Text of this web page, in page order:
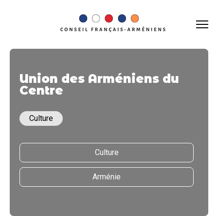
Union des Arméniens du
Centre
Culture
Culture
Arménie